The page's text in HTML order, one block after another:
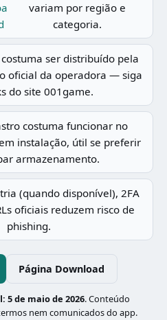
variam por região e
categoria.
ser distribuído pela
oficial da operadora — siga
do site 001game.
costuma funcionar no
instalação, útil se preferir
armazenamento.
(quando disponível), 2FA
oficiais reduzem risco de
phishing.
Página Download
5 de maio de 2026. Conteúdo
nem comunicados do app.